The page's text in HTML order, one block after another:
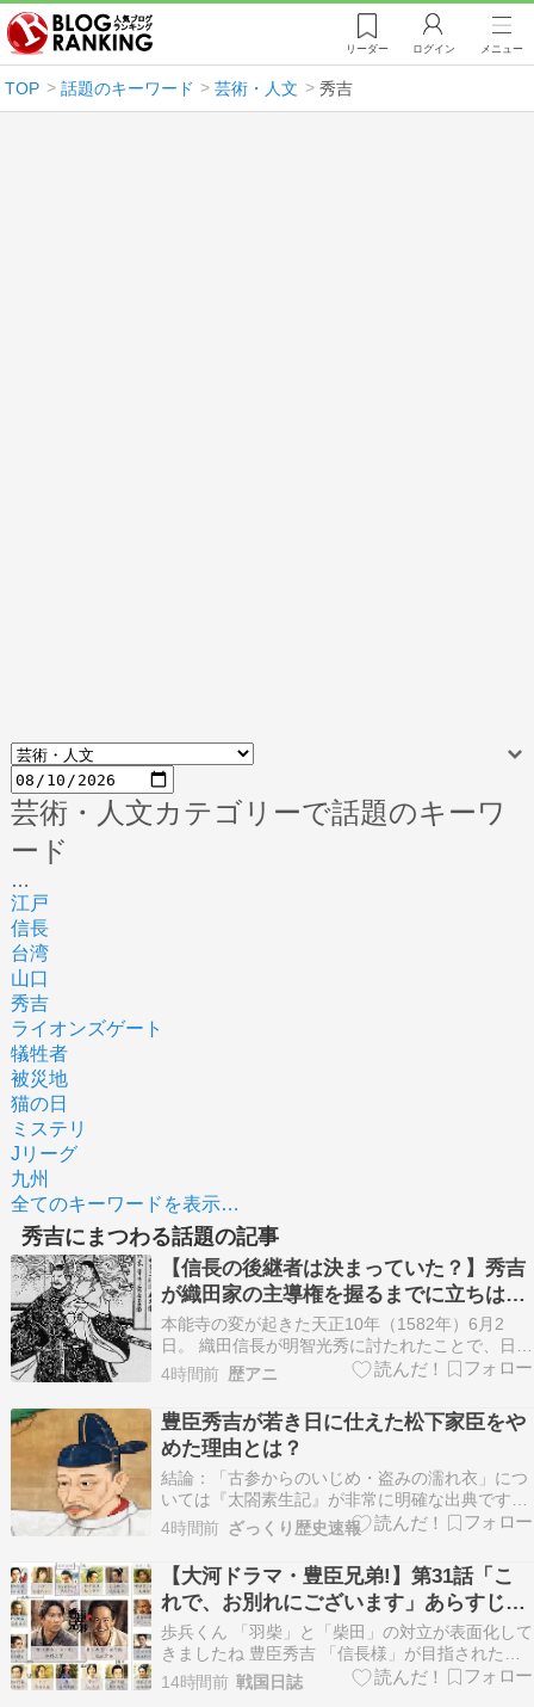
リーダー ログイン メニュー
TOP 話題のキーワード 芸術・人文 秀吉
芸術・人文カテゴリーで話題のキーワ
ード
…
江戸
信長
台湾
山口
秀吉
ライオンズゲート
犠牲者
被災地
猫の日
ミステリ
Jリーグ
九州
全てのキーワードを表示…
秀吉にまつわる話題の記事
【信長の後継者は決まっていた？】秀吉
が織田家の主導権を握るまでに立ちはだ
かった「3つの壁」
本能寺の変が起きた天正10年（1582年）6月2
日。 織田信長が明智光秀に討たれたことで、日本
の歴史は大きく動き始めた。 しかし、ここで一つ
重要なポイントがある。 「信長が死んだから、織
田家の後継者がいなくなった」わけではない。 本
能寺の変の時点で、織田家の当主として扱われて
い…
4時間前 歴アニ
豊臣秀吉が若き日に仕えた松下家臣をや
めた理由とは？
結論：「古参からのいじめ・盗みの濡れ衣」につ
いては『太閤素生記』が非常に明確な出典です。
一方、「武具を買う金をうまく使えず出奔した」
という話は『甫庵太閤記』系統の逸話です。 続き
を読む
4時間前 ざっくり歴史速報
【大河ドラマ・豊臣兄弟!】第31話「こ
れで、お別れにございます」あらすじ・
相関図・ネタバレ・考察
歩兵くん 「羽柴」と「柴田」の対立が表面化して
きましたね 豊臣秀吉 「信長様」が目指された世
をわしが作るためには必要な犠牲じゃ 歩兵くん
それでは、第30話のあらすじ、ネタバレ、考察を
14時間前 戦国日誌